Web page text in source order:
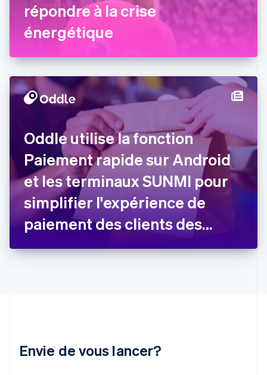
répondre à la crise
énergétique
Oddle utilise la fonction
Paiement rapide sur Android
et les terminaux SUNMI pour
simplifier l'expérience de
paiement des clients des
restaurants
Envie de vous lancer?
Espagne
Español English
Estonie
États-Unis
Finlande
English Svenska
France
English
Gibraltar
English
Grèce
English
Hongrie
English
Inde
English
Irlande
Italie
Lituanie
English